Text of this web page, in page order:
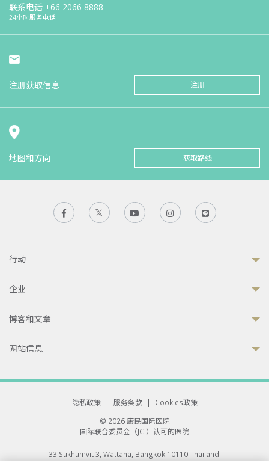
联系电话 +66 2066 8888
24小时服务电话
注册获取信息 注册
地图和方向 获取路线
行动
企业
博客和文章
网站信息
隐私政策 | 服务条款 |
Cookies政策
© 2026 康民国际医院
国际联合委员会（JCI）认可的医院
33 Sukhumvit 3, Wattana, Bangkok 10110 Thailand.
All rights reserved.